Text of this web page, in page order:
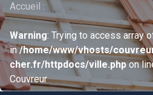
Accueil :
Warning: Trying to access array
in/home/www/vhosts/
cher.fr/httpdocs/ville.phpon
Couvreur